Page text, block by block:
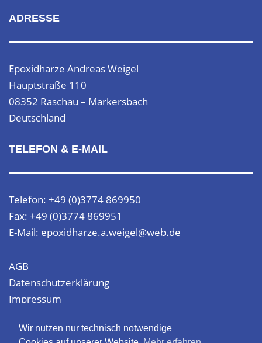
ADRESSE
Epoxidharze Andreas Weigel
Hauptstraße 110
08352 Raschau – Markersbach
Deutschland
TELEFON & E-MAIL
Telefon: +49 (0)3774 869950
Fax: +49 (0)3774 869951
E-Mail: epoxidharze.a.weigel@web.de
AGB
Datenschutzerklärung
Impressum
Website erstellt vonSEObest
Wir nutzen nur technisch notwendige